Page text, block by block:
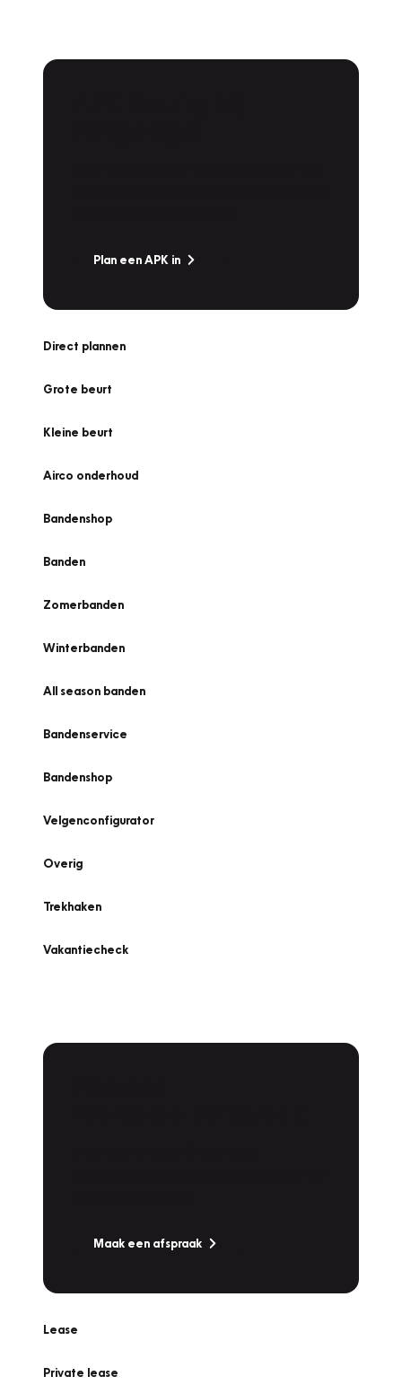
Plan een APK in
Direct plannen
Grote beurt
Kleine beurt
Airco onderhoud
Bandenshop
Banden
Zomerbanden
Winterbanden
All season banden
Bandenservice
Bandenshop
Velgenconfigurator
Overig
Trekhaken
Vakantiecheck
Maak een afspraak
Lease
Private lease